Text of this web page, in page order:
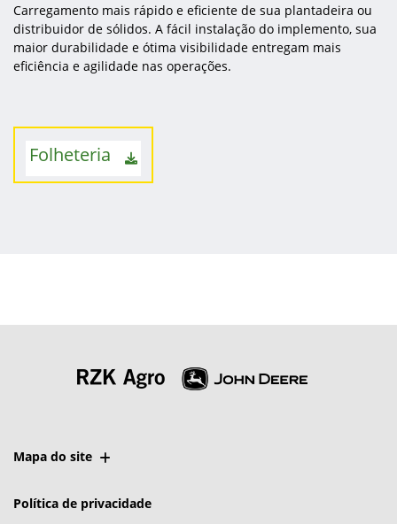
Carregamento mais rápido e eficiente de sua plantadeira ou
distribuidor de sólidos. A fácil instalação do implemento, sua
maior durabilidade e ótima visibilidade entregam mais
eficiência e agilidade nas operações.
Folheteria
Mapa do site
Política de privacidade